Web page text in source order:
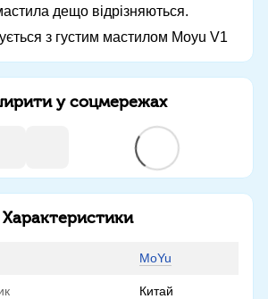
дещо відрізняються.
з густим мастилом Moyu V1
у соцмережах
Характеристики
MoYu
Китай